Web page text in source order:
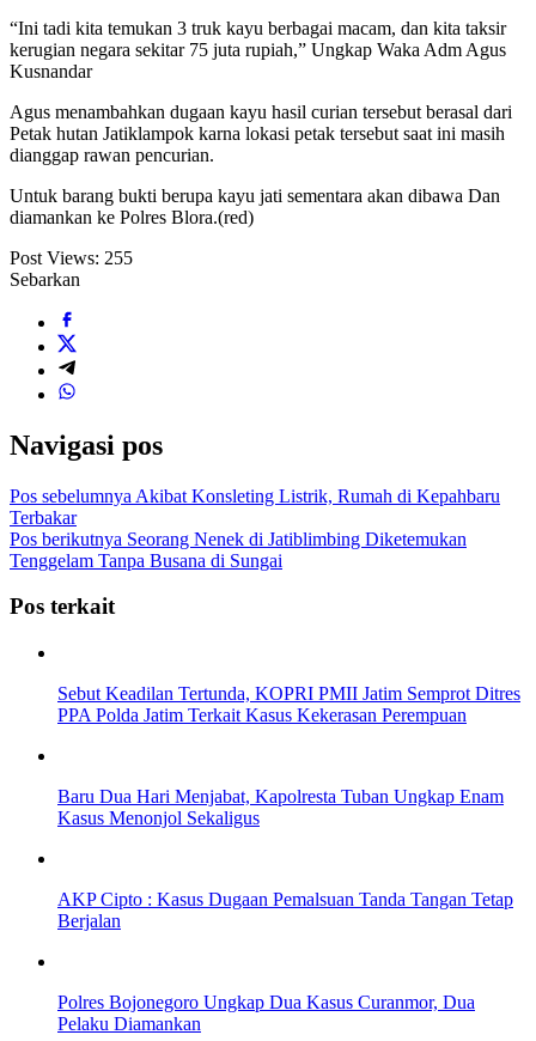
“Ini tadi kita temukan 3 truk kayu berbagai macam, dan kita taksir
kerugian negara sekitar 75 juta rupiah,” Ungkap Waka Adm Agus
Kusnandar
Agus menambahkan dugaan kayu hasil curian tersebut berasal dari
Petak hutan Jatiklampok karna lokasi petak tersebut saat ini masih
dianggap rawan pencurian.
Untuk barang bukti berupa kayu jati sementara akan dibawa Dan
diamankan ke Polres Blora.(red)
Post Views: 255
Sebarkan
Navigasi pos
Pos sebelumnya Akibat Konsleting Listrik, Rumah di Kepahbaru
Terbakar
Pos berikutnya Seorang Nenek di Jatiblimbing Diketemukan
Tenggelam Tanpa Busana di Sungai
Pos terkait
Sebut Keadilan Tertunda, KOPRI PMII Jatim Semprot Ditres
PPA Polda Jatim Terkait Kasus Kekerasan Perempuan
Baru Dua Hari Menjabat, Kapolresta Tuban Ungkap Enam
Kasus Menonjol Sekaligus
AKP Cipto : Kasus Dugaan Pemalsuan Tanda Tangan Tetap
Berjalan
Polres Bojonegoro Ungkap Dua Kasus Curanmor, Dua
Pelaku Diamankan